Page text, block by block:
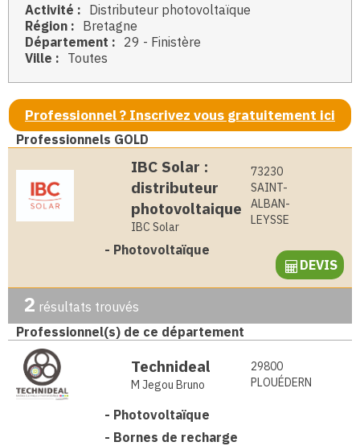
Activité : Distributeur photovoltaïque
Région : Bretagne
Département : 29 - Finistère
Ville : Toutes
Professionnel ? Inscrivez vous gratuitement ici
Professionnels GOLD
IBC Solar :
distributeur
photovoltaique
IBC Solar
73230
SAINT-
ALBAN-
LEYSSE
- Photovoltaïque
DEVIS
2 résultats trouvés
Professionnel(s) de ce département
Technideal
M Jegou Bruno
29800
PLOUÉDERN
- Photovoltaïque
- Bornes de recharge